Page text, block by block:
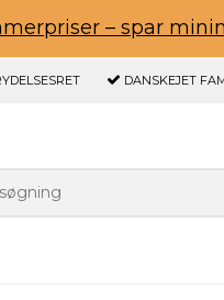
– spar
DANSKEJET